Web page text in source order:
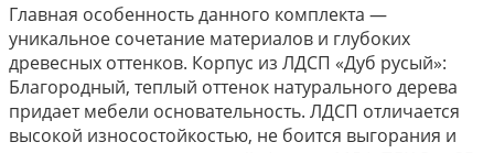
Главная особенность данного комплекта —
уникальное сочетание материалов и глубоких
древесных оттенков. Корпус из ЛДСП «Дуб русый»:
Благородный, теплый оттенок натурального дерева
придает мебели основательность. ЛДСП отличается
высокой износостойкостью, не боится выгорания и